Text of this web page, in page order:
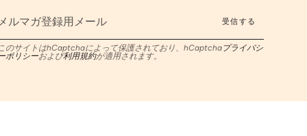
受信する
のサイトはhCaptchaによって保護されており、hCaptcha プライバシ
ポリシーおよび利用規約が適用されます。